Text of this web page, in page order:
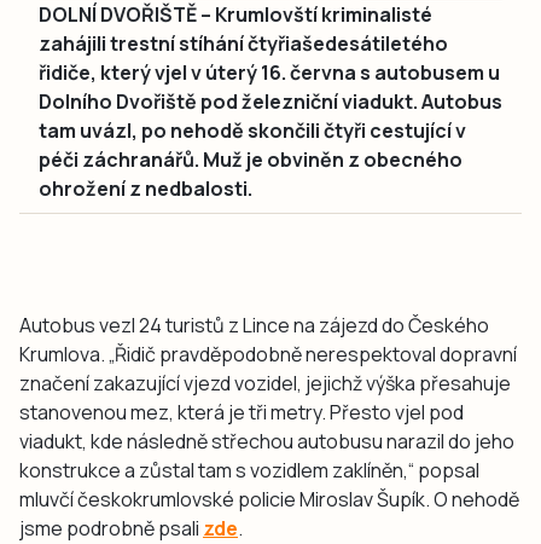
DOLNÍ DVOŘIŠTĚ – Krumlovští kriminalisté
zahájili trestní stíhání čtyřiašedesátiletého
řidiče, který vjel v úterý 16. června s autobusem u
Dolního Dvořiště pod železniční viadukt. Autobus
tam uvázl, po nehodě skončili čtyři cestující v
péči záchranářů. Muž je obviněn z obecného
ohrožení z nedbalosti.
Autobus vezl 24 turistů z Lince na zájezd do Českého
Krumlova. „Řidič pravděpodobně nerespektoval dopravní
značení zakazující vjezd vozidel, jejichž výška přesahuje
stanovenou mez, která je tři metry. Přesto vjel pod
viadukt, kde následně střechou autobusu narazil do jeho
konstrukce a zůstal tam s vozidlem zaklíněn,“ popsal
mluvčí českokrumlovské policie Miroslav Šupík. O nehodě
jsme podrobně psali zde.